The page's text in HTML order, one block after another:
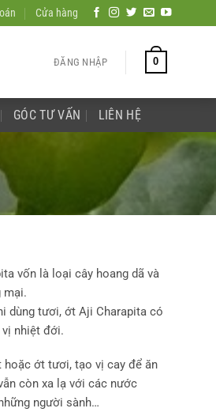
Cửa hàng
ĐĂNG NHẬP 0
GÓC TƯ VẤN LIÊN HỆ
vốn là loại cây hoang dã và
mại.
dùng tươi, ớt Aji Charapita có
nhiệt đới.
ớt tươi, tạo vị cay để ăn
còn xa lạ với các nước
người sành…